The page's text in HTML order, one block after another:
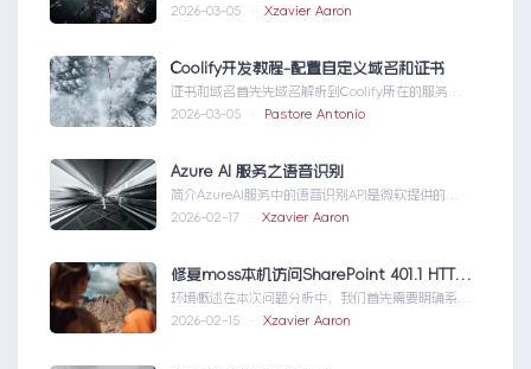
来，随着人工智能技术的快速发展，AIAgen...MVP
2026-03-05 · Xzavier Aaron
Coolify开发教程-配置自定义域名和证书
证书和域名首先先域名解析到Coolify所在的服务
器，然后获取你的证书NGINX版本的，这里就不
2026-03-05 · Pastore Antonio
Azure AI 服务之语音识别
简介AzureAI服务中的语音识别API是微软提供的一
项先进技术，旨在帮助开发者轻松实现语...AzureAI
2026-02-17 · Xzavier Aaron
修复moss本机访问SharePoint 401.1 HTTP错误
环境概述在本次问题分析中，我们首先需要明确系统
的运行环境。了解环境配置不仅能帮助我们定位问
2026-02-15 · Xzavier Aaron